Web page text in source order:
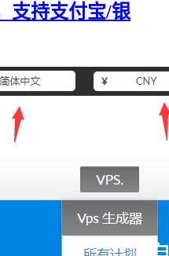
支持支付宝/银